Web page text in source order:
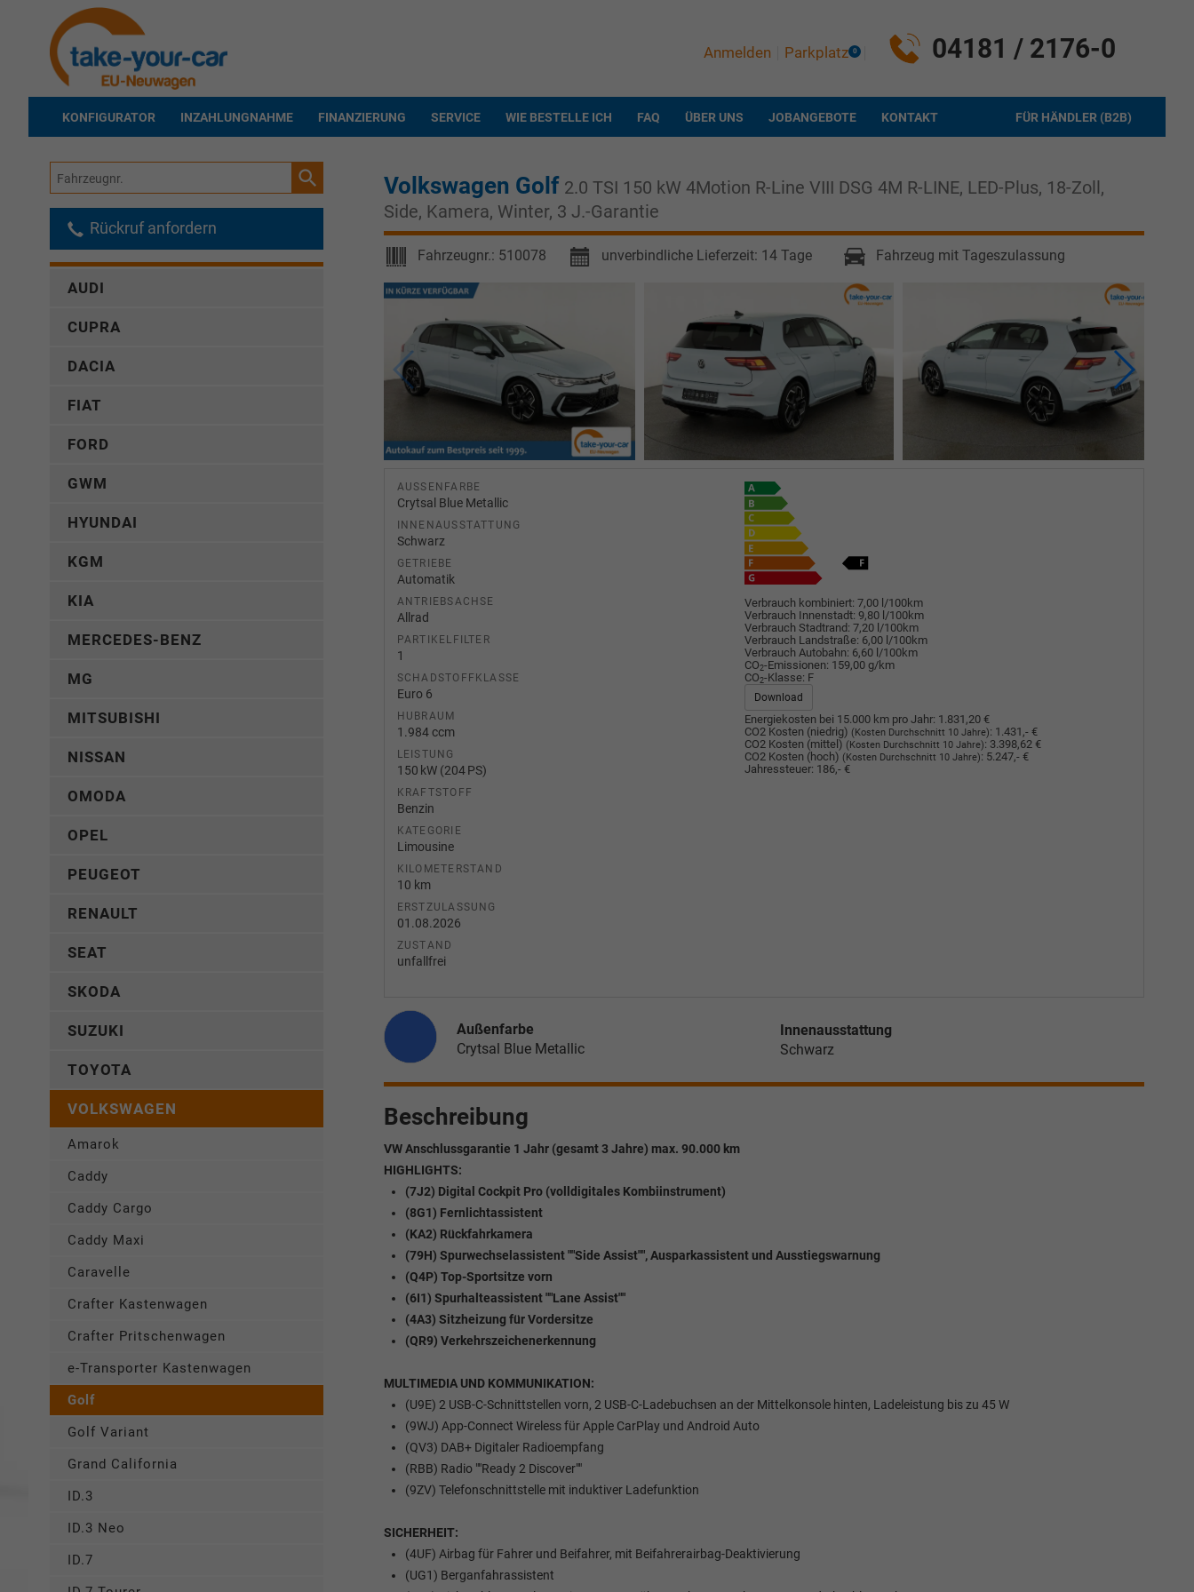
04181 / 2176-0
Anmelden Parkplatz 0
KONFIGURATOR INZAHLUNGNAHME FINANZIERUNG SERVICE WIE BESTELLE ICH FAQ ÜBER UNS JOBANGEBOTE FÜR HÄNDLER (B2B)
KONTAKT
Volkswagen Golf 2.0 TSI 150 kW 4Motion R-Line VIII DSG 4M R-LINE, LED-Plus, 18-Zoll,
Side, Kamera, Winter, 3 J.-Garantie
Fahrzeugnr.: 510078 unverbindliche Lieferzeit: 14 Tage Fahrzeug mit Tageszulassung
AUSSENFARBE
Crytsal Blue Metallic
INNENAUSSTATTUNG
Schwarz
GETRIEBE
Automatik
ANTRIEBSACHSE
Allrad
PARTIKELFILTER
1
SCHADSTOFFKLASSE
Euro 6
HUBRAUM
1.984 ccm
LEISTUNG
150 kW (204 PS)
KRAFTSTOFF
Benzin
KATEGORIE
Limousine
KILOMETERSTAND
10 km
ERSTZULASSUNG
01.08.2026
ZUSTAND
unfallfrei
Verbrauch kombiniert: 7,00 l/100km
Verbrauch Innenstadt: 9,80 l/100km
Verbrauch Stadtrand: 7,20 l/100km
Verbrauch Landstraße: 6,00 l/100km
Verbrauch Autobahn: 6,60 l/100km
CO2-Emissionen: 159,00 g/km
CO2-Klasse: F
Download
Energiekosten bei 15.000 km pro Jahr: 1.831,20 €
CO2 Kosten (niedrig) (Kosten Durchschnitt 10 Jahre): 1.431,- €
CO2 Kosten (mittel) (Kosten Durchschnitt 10 Jahre): 3.398,62 €
CO2 Kosten (hoch) (Kosten Durchschnitt 10 Jahre): 5.247,- €
Jahressteuer: 186,- €
Außenfarbe
Crytsal Blue Metallic
Innenausstattung
Schwarz
Beschreibung
VW Anschlussgarantie 1 Jahr (gesamt 3 Jahre) max. 90.000 km
HIGHLIGHTS:
(7J2) Digital Cockpit Pro (volldigitales Kombiinstrument)
(8G1) Fernlichtassistent
(KA2) Rückfahrkamera
(79H) Spurwechselassistent ""Side Assist"", Ausparkassistent und Ausstiegswarnung
(Q4P) Top-Sportsitze vorn
(6I1) Spurhalteassistent ""Lane Assist""
(4A3) Sitzheizung für Vordersitze
(QR9) Verkehrszeichenerkennung
MULTIMEDIA UND KOMMUNIKATION:
(U9E) 2 USB-C-Schnittstellen vorn, 2 USB-C-Ladebuchsen an der Mittelkonsole hinten, Ladeleistung bis zu 45 W
(9WJ) App-Connect Wireless für Apple CarPlay und Android Auto
(QV3) DAB+ Digitaler Radioempfang
(RBB) Radio ""Ready 2 Discover""
(9ZV) Telefonschnittstelle mit induktiver Ladefunktion
SICHERHEIT:
(4UF) Airbag für Fahrer und Beifahrer, mit Beifahrerairbag-Deaktivierung
(UG1) Berganfahrassistent
Fahrzeugnr.
Rückruf anfordern
AUDI
CUPRA
DACIA
FIAT
FORD
GWM
HYUNDAI
KGM
KIA
MERCEDES-BENZ
MG
MITSUBISHI
NISSAN
OMODA
OPEL
PEUGEOT
RENAULT
SEAT
SKODA
SUZUKI
TOYOTA
VOLKSWAGEN
Amarok
Caddy
Caddy Cargo
Caddy Maxi
Caravelle
Crafter Kastenwagen
Crafter Pritschenwagen
e-Transporter Kastenwagen
Golf
Golf Variant
Grand California
ID.3
ID.3 Neo
ID.7